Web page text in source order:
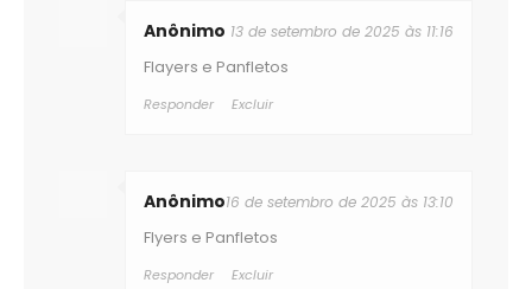
Anônimo 13 de setembro de 2025 às 11:16
Flayers e Panfletos
Responder Excluir
Anônimo16 de setembro de 2025 às 13:10
Flyers e Panfletos
Responder Excluir